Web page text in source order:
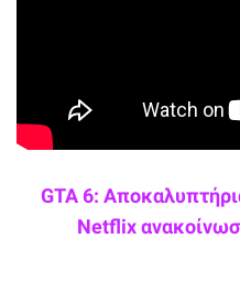
GTA 6:
Netflix